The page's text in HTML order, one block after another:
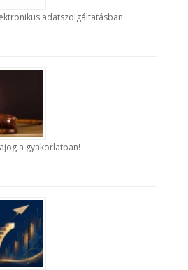
adatszolgáltatásban
a gyakorlatban!